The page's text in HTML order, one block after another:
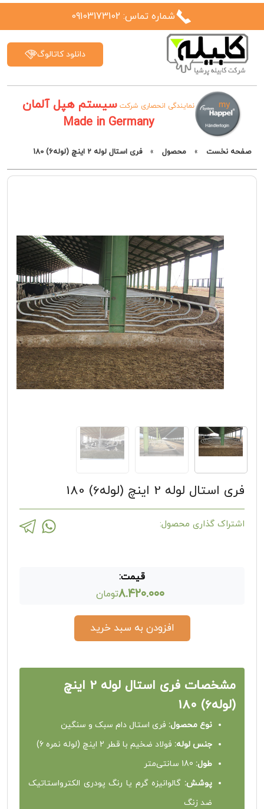
نمایندگی انحصاری شرکت سیستم هپل آلمان
Made in Germany
دانلود کاتالوگ
شماره تماس: 09103173102
صفحه نخست » محصول » فری استال لوله 2 اینچ (لوله6) 180
فری استال لوله 2 اینچ (لوله6) 180
اشتراک گذاری محصول:
قیمت:
تومان
افزودن به سبد خرید
مشخصات فری استال لوله 2 اینچ
(لوله6) 180
نوع محصول: فری استال دام سبک و سنگین
جنس لوله: فولاد ضخیم با قطر 2 اینچ (لوله نمره 6)
طول:
پوشش: گالوانیزه گرم یا رنگ پودری الکترواستاتیک
ضد زنگ